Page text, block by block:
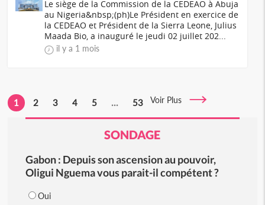
Le siège de la Commission de la CEDEAO à Abuja
au Nigeria&nbsp;(ph)Le Président en exercice de
la CEDEAO et Président de la Sierra Leone, Julius
Maada Bio, a inauguré le jeudi 02 juillet 202...
il y a 1 mois
1 2 3 4 5 ... 53 Voir Plus
SONDAGE
Gabon : Depuis son ascension au pouvoir,
Oligui Nguema vous parait-il compétent ?
Oui